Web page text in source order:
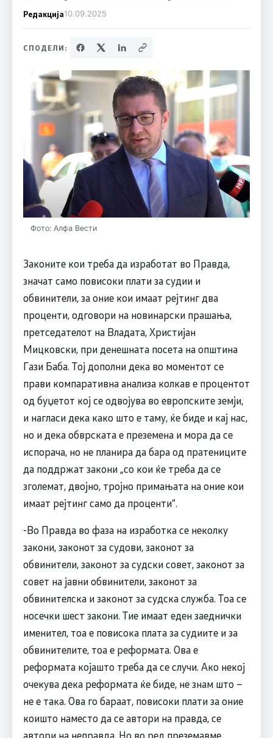
Редакција10.09.2025
СПОДЕЛИ:
Фото: Алфа Вести
Законите кои треба да изработат во Правда,
значат само повисоки плати за судии и
обвинители, за оние кои имаат рејтинг два
проценти, одговори на новинарски прашања,
претседателот на Владата, Христијан
Мицковски, при денешната посета на општина
Гази Баба. Тој дополни дека во моментот се
прави компаративна анализа колкав е процентот
од буџетот кој се одвојува во европските земји,
и нагласи дека како што е таму, ќе биде и кај нас,
но и дека обврската е преземена и мора да се
испорача, но не планира да бара од пратениците
да поддржат закони „со кои ќе треба да се
зголемат, двојно, тројно примањата на оние кои
имаат рејтинг само да проценти“.
-Во Правда во фаза на изработка се неколку
закони, законот за судови, законот за
обвинители, законот за судски совет, законот за
совет на јавни обвинители, законот за
обвинителска и законот за судска служба. Тоа се
носечки шест закони. Тие имаат еден заеднички
именител, тоа е повисока плата за судиите и за
обвинителите, тоа е реформата. Ова е
реформата којашто треба да се случи. Ако некој
очекува дека реформата ќе биде, не знам што –
не е така. Ова го бараат, повисоки плати за оние
коишто наместо да се автори на правда, се
автори на неправда. Но во ред преземавме